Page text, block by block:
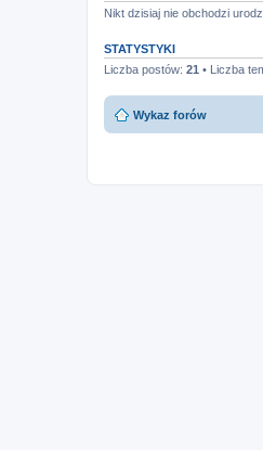
Nikt dzisiaj nie obchodzi
STATYSTYKI
Liczba postów: 21 • Liczba
Wykaz forów